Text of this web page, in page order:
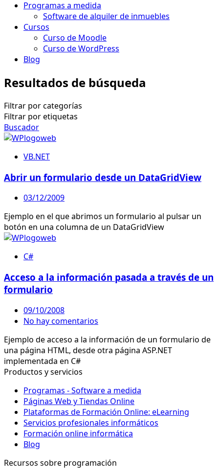
Programas a medida
Software de alquiler de inmuebles
Cursos
Curso de Moodle
Curso de WordPress
Blog
Resultados de búsqueda
Filtrar por categorías
Filtrar por etiquetas
Buscador
VB.NET
Abrir un formulario desde un DataGridView
03/12/2009
Ejemplo en el que abrimos un formulario al pulsar un
botón en una columna de un DataGridView
C#
Acceso a la información pasada a través de un
formulario
09/10/2008
No hay comentarios
Ejemplo de acceso a la información de un formulario de
una página HTML, desde otra página ASP.NET
implementada en C#
Productos y servicios
Programas - Software a medida
Páginas Web y Tiendas Online
Plataformas de Formación Online: eLearning
Servicios profesionales informáticos
Formación online informática
Blog
Recursos sobre programación